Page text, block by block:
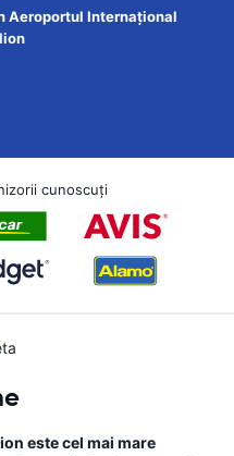
Aeroportul Internațional
cunoscuți
este cel mai mare